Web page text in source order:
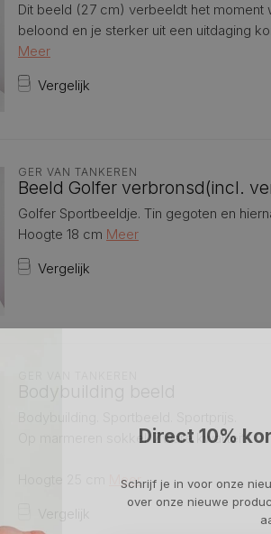
Dit beeld (27 cm) verbeeldt het
beloond en je sterker uit een uitdaging
Meer
Vergelijk
GER VAN TANKEREN
Beeld Golfer verbronsd(incl.
Golfer Sportbeeldje. Tin gegoten en
Hoogte 18 cm Meer
Vergelijk
Bodybuilding beeld
Op marmeren sokkel. Zware kwaliteit.
Meer
Direct 10%
Schrijf je in voor onze
over onze nieuwe